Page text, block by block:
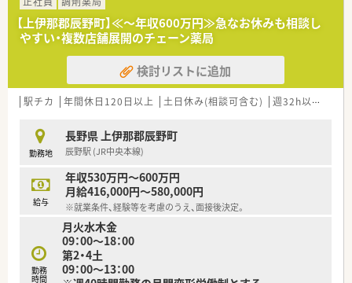
【上伊那郡辰野町】≪～年収600万円≫急なお休みも相談し
やすい・複数店舗展開のチェーン薬局
検討リストに追加
駅チカ 年間休日120日以上 土日休み(相談可含む) 週32h以上
勤務地
長野県 上伊那郡辰野町
辰野駅 (JR中央本線)
給与
年収530万円～600万円
月給416,000円～580,000円
※就業条件、経験等を考慮のうえ、面接後決定。
勤務
時間
月火水木金
09：00～18：00
第2・4土
09：00～13：00